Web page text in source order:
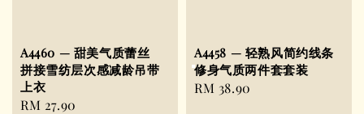
A4460 — 甜美气质蕾丝
拼接雪纺层次感减龄吊带
上衣
Regular
RM 27.90
A4458 — 轻熟风简约线条
修身气质两件套套装
Regular
RM 38.90